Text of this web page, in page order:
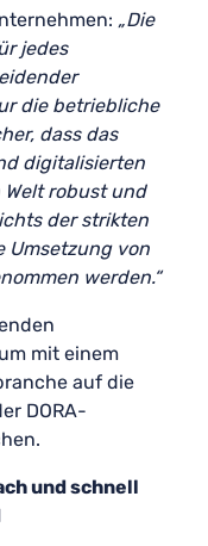
„Die
jedes
die betriebliche
dass das
digitalisierten
robust und
der strikten
Umsetzung von
werden.“
mit einem
auf die
DORA-
und schnell